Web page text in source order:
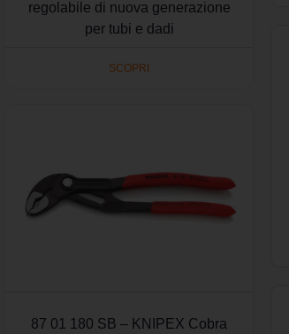
regolabile di nuova generazione
per tubi e dadi
SCOPRI
87 01 180 SB – KNIPEX Cobra